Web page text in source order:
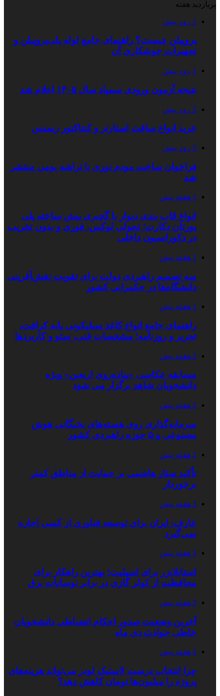
پربازدید هفته
1 روز پیش
پروپیلن چیست؟ راهنمای جامع لوله پلی‌پروپیلن و
تجهیزات جوشکاری آن
1 روز پیش
نتیجه آزمون ورودی سمپاد سال ۱۴۰۵ اعلام شد
2 روز پیش
خرید انواع سافت استارتر و کنتاکتور زیمنس
5 روز پیش
فراخوان ساخت مودم نوری با تراشه بومی منتشر
شد
1 هفته پیش
انواع قاب بندی دیوار با گچبری پیش ساخته پلی
یورتان دکارت؛ تحولی لوکس، فوری و بدون تخریب
در دکوراسیون داخلی
1 هفته پیش
سه تصمیم راهبردی دولت برای تقویت نقش‌آفرینی
دانشگاه‌ها در حکمرانی کشور
1 هفته پیش
راهنمای جامع انواع کاغذ سیلیکونی پایه کرافت،
تحریر و روزنامه؛ مشخصات فنی، سئو و کاربردها
2 هفته پیش
مسابقه عکاسی «پیاده‌روی اربعین» ویژه
دانشجویان شاهد برگزار می شود
2 هفته پیش
سرمایه‌گذاری روی هسته‌های نخبگانی هوش
مصنوعی و ۵ حوزه راهبردی کشور
2 هفته پیش
تأکید ستار هاشمی بر حمایت از مناطق کمتر
برخوردار
3 هفته پیش
عارف: ایران برای توسعه فناوری از کسی اجازه
نمی‌گیرد
3 هفته پیش
استابلایزر برای اسپلیت؛ بهترین راهکار برای
محافظت از کولر گازی در برابر نوسانات برق
3 هفته پیش
آخرین وضعیت صدور احکام انضباطی دانشجویان
خاطی حوادث دی ماه
3 هفته پیش
چرا انتخاب درست لاستیک لودر می‌تواند هزینه‌های
پروژه را میلیون‌ها تومان کاهش دهد؟